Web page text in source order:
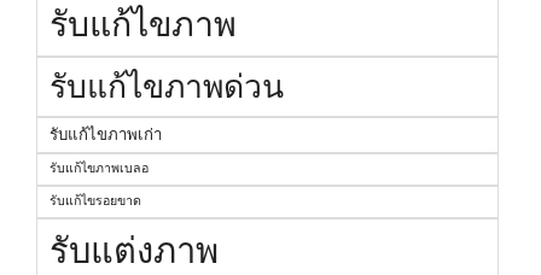
รับแก้ไขภาพ
รับแก้ไขภาพด่วน
รับแก้ไขภาพเก่า
รับแก้ไขภาพเบลอ
รับแก้ไขรอยขาด
รับแต่งภาพ